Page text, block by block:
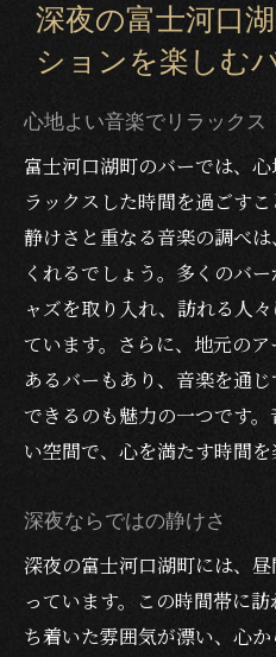
深夜の富士河口
ションを楽しむ
心地よい音楽でリラックス
富士河口湖町のバーでは、
ラックスした時間を過ごす
静けさと重なる音楽の調べ
くれるでしょう。多くのバ
ャズを取り入れ、訪れる人
ています。さらに、地元の
あるバーもあり、音楽を通
できるのも魅力の一つです
い空間で、心を満たす時間を
深夜ならではの静けさ
深夜の富士河口湖町には、
っています。この時間帯に
ち着いた雰囲気が漂い、心